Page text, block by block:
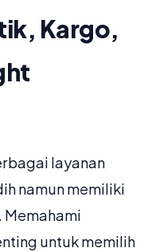
Kargo,
layanan
namun memiliki
untuk memilih